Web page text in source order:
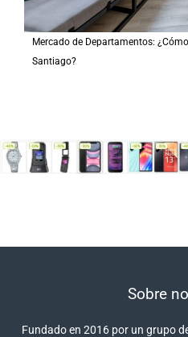
Mercado de Departamentos:
Santiago?
Sobre
Fundado en 2016 por un grupo